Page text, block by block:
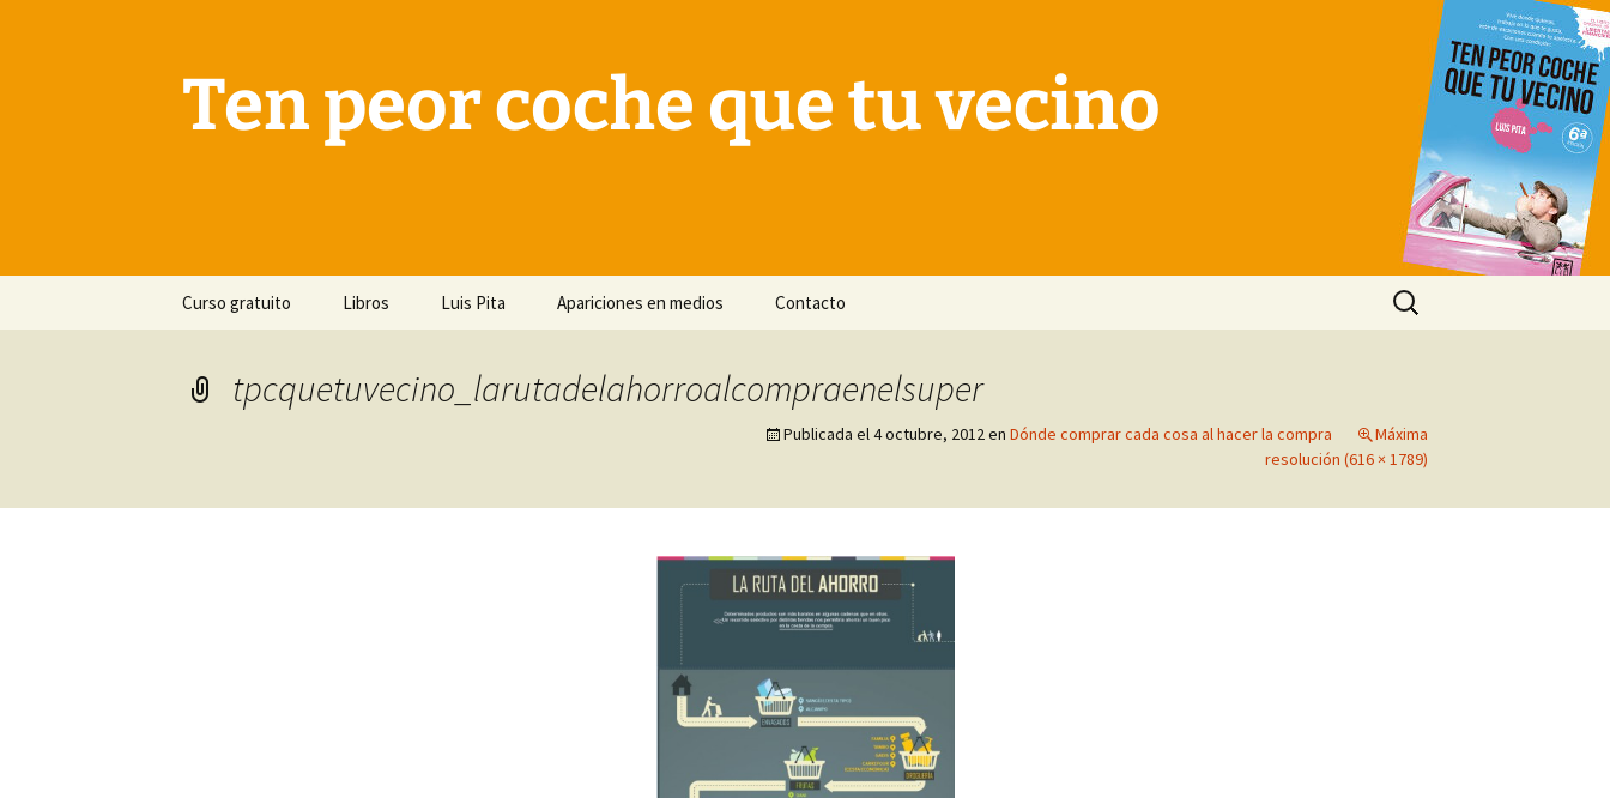
Ten peor coche que tu vecino
Curso gratuito Libros Luis Pita Apariciones en medios Contacto
Buscar:
tpcquetuvecino_larutadelahorroalcompraenelsuper
Publicada el4 octubre, 2012en Dónde comprar cada cosa al hacer la compra
Máxima
resolución (616 × 1789)